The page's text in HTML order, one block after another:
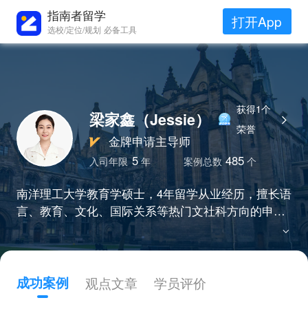
指南者留学
选校/定位/规划 必备工具 打开App
梁家鑫（Jessie）
获得1个
荣誉
金牌申请主导师
入司年限 5年 案例总数 485 个
南洋理工大学教育学硕士，4年留学从业经历，擅长语
言、教育、文化、国际关系等热门文社科方向的申
请，精准挖掘学生经历与所申专业相关的经历和优
势，“严谨负责有态度、细致贴心有温度”的服务理念
成功案例 观点文章
学员评价